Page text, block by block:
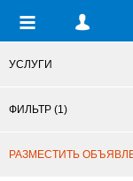
УСЛУГИ
ФИЛЬТР (1)
РАЗМЕСТИТЬ